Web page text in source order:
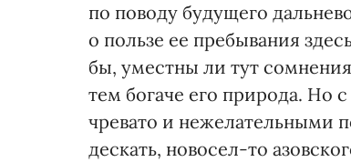
по поводу будущего
о пользе ее пребывания
бы, уместны ли тут
тем богаче его природа. Но
чревато и нежелательными
дескать, новосел-то